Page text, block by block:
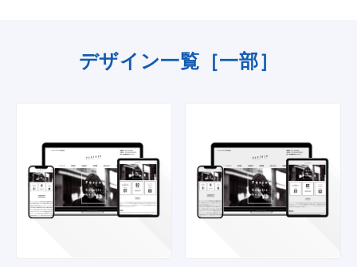
デザイン一覧［一部］